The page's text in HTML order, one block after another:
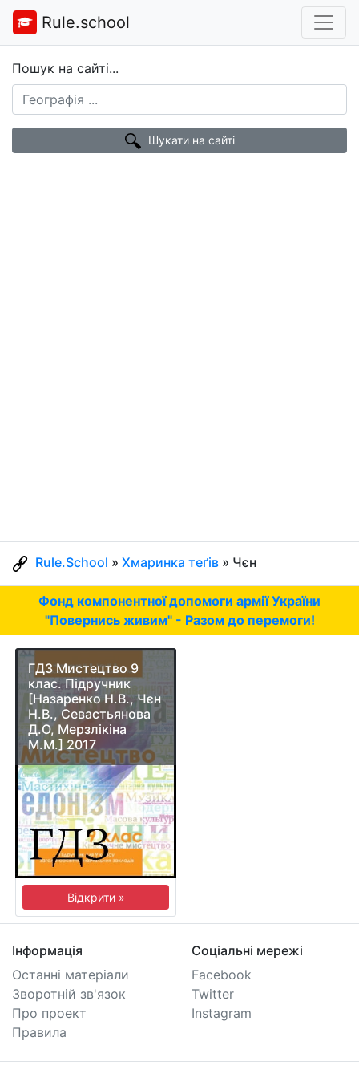
Rule.school
Пошук на сайті...
Шукати на сайті
Rule.School » Хмаринка теґів » Чєн
Фонд компонентної допомоги армії України
"Повернись живим" - Разом до перемоги!
ГДЗ Мистецтво 9
клас. Підручник
[Назаренко Н.В., Чєн
Н.В., Севастьянова
Д.О, Мерзлікіна
М.М.] 2017
Відкрити »
Інформація
Останні матеріали
Зворотній зв'язок
Про проект
Правила
Соціальні мережі
Facebook
Twitter
Instagram